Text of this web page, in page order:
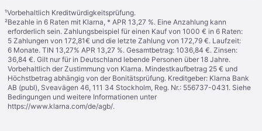
¹Vorbehaltlich Kreditwürdigkeitsprüfung.
²Bezahle in 6 Raten mit Klarna, * APR 13,27 %. Eine Anzahlung kann
erforderlich sein. Zahlungsbeispiel für einen Kauf von 1000 € in 6 Raten:
5 Zahlungen von 172,81€ und die letzte Zahlung von 172,79 €. Laufzeit:
6 Monate. TIN 13,27% APR 13,27 %. Gesamtbetrag: 1036,84 €. Zinsen:
36,84 €. Gilt nur für in Deutschland lebende Personen über 18 Jahre.
Vorbehaltlich der Zustimmung von Klarna. Mindestkaufbetrag 25 € und
Höchstbetrag abhängig von der Bonitätsprüfung. Kreditgeber: Klarna Bank
AB (publ), Sveavägen 46, 111 34 Stockholm, Reg. Nr.: 556737-0431. Siehe
Bedingungen und weitere Informationen unter
https://www.klarna.com/de/agb/.